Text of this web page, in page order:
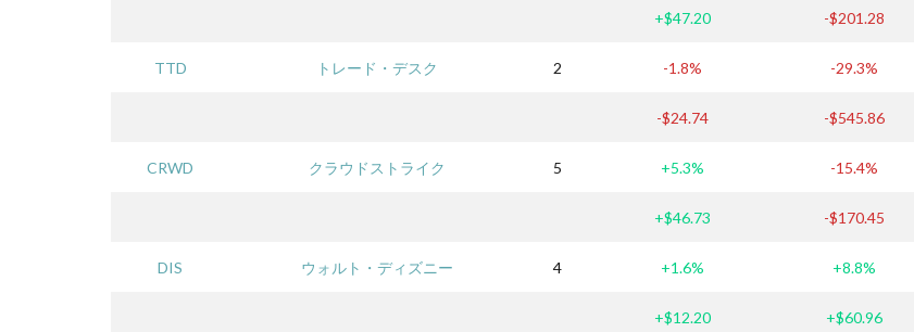
+$47.20 -$201.28
TTD トレード・デスク 2 -1.8% -29.3%
-$24.74 -$545.86
CRWD クラウドストライク 5 +5.3% -15.4%
+$46.73 -$170.45
DIS ウォルト・ディズニー 4 +1.6% +8.8%
+$12.20 +$60.96